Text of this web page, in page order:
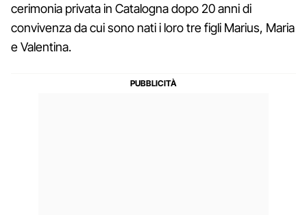
cerimonia privata in Catalogna dopo 20 anni di
convivenza da cui sono nati i loro tre figli Marius, Maria
e Valentina.